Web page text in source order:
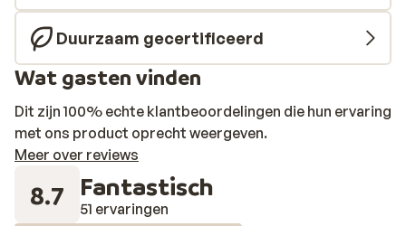
Duurzaam gecertificeerd
Wat gasten vinden
Dit zijn 100% echte klantbeoordelingen die hun ervaring
met ons product oprecht weergeven.
Meer over reviews
8.7 Fantastisch
51 ervaringen